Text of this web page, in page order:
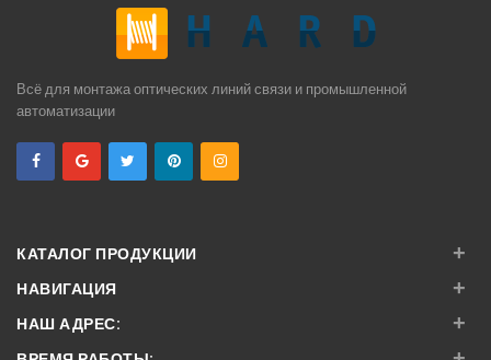
Всё для монтажа оптических линий связи и промышленной
автоматизации
КАТАЛОГ ПРОДУКЦИИ +
НАВИГАЦИЯ +
НАШ АДРЕС: +